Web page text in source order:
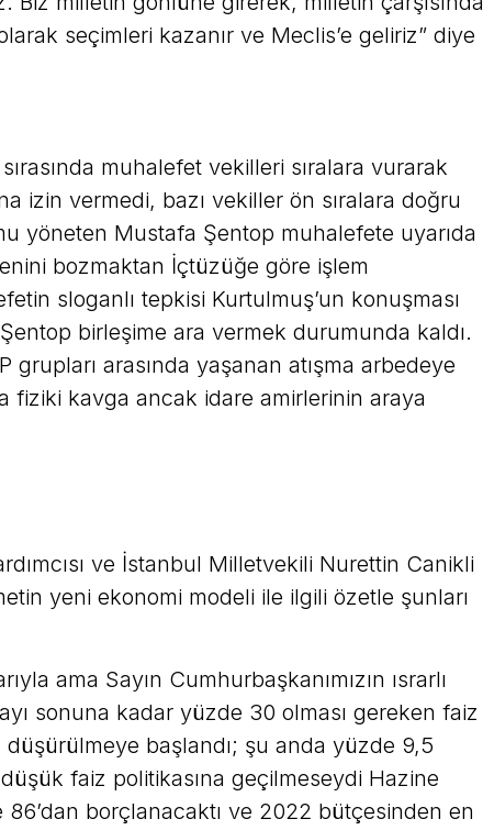
seçimleri kazanır ve Meclis’e geliriz” diye
muhalefet vekilleri sıralara vurarak
izin vermedi, bazı vekiller ön sıralara doğru
yöneten Mustafa Şentop muhalefete uyarıda
bozmaktan İçtüzüğe göre işlem
sloganlı tepkisi Kurtulmuş’un konuşması
birleşime ara vermek durumunda kaldı.
grupları arasında yaşanan atışma arbedeye
fiziki kavga ancak idare amirlerinin araya
ve İstanbul Milletvekili Nurettin Canikli
yeni ekonomi modeli ile ilgili özetle şunları
ama Sayın Cumhurbaşkanımızın ısrarlı
sonuna kadar yüzde 30 olması gereken faiz
düşürülmeye başlandı; şu anda yüzde 9,5
faiz politikasına geçilmeseydi Hazine
borçlanacaktı ve 2022 bütçesinden en